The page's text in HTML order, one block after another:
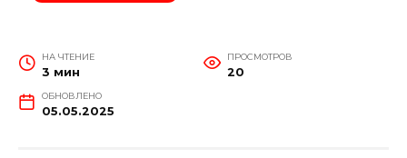
НА ЧТЕНИЕ
3 мин
ПРОСМОТРОВ
20
ОБНОВЛЕНО
05.05.2025